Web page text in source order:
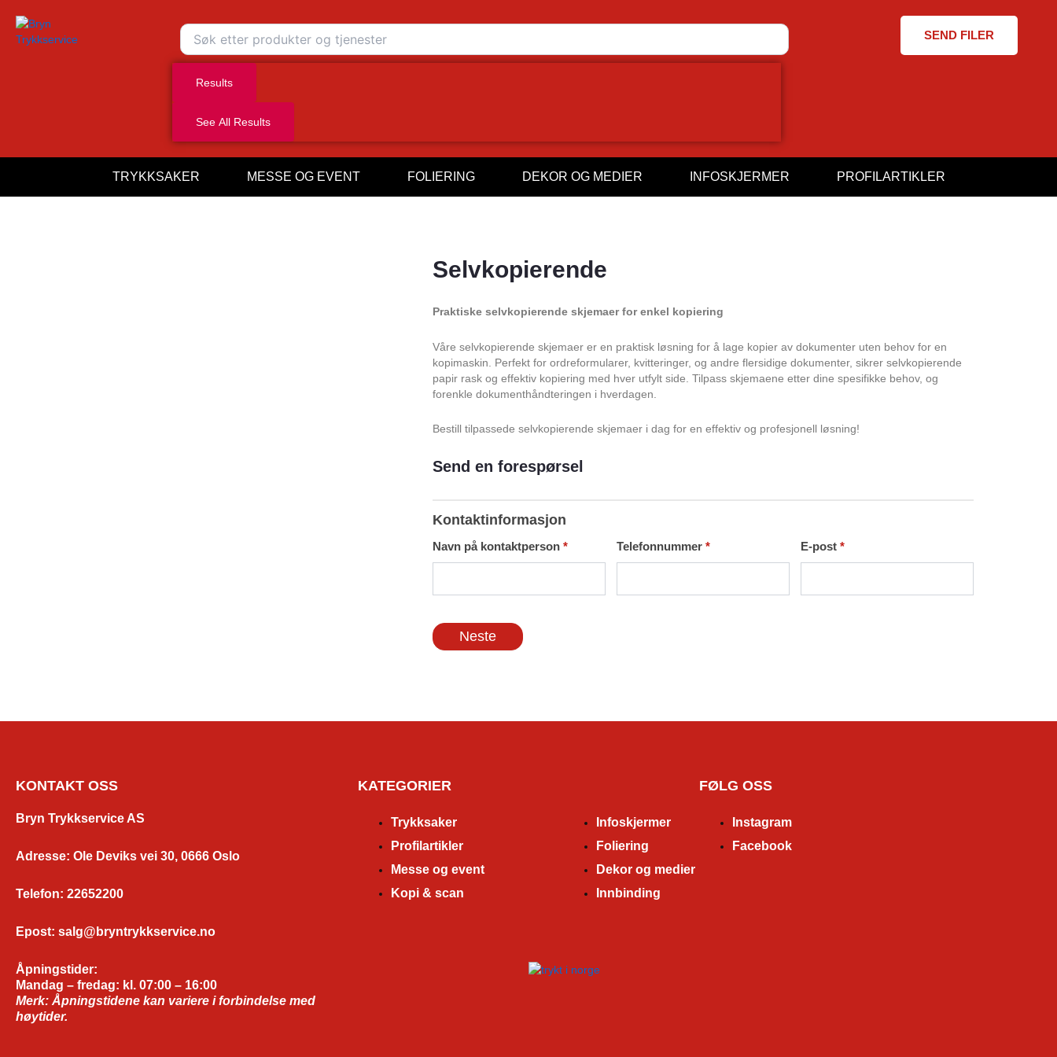
Search
Results
See All Results
SEND FILER
TRYKKSAKER MESSE OG EVENT FOLIERING DEKOR OG MEDIER INFOSKJERMER PROFILARTIKLER
Selvkopierende
Praktiske selvkopierende skjemaer for enkel kopiering
Våre selvkopierende skjemaer er en praktisk løsning for å lage kopier av dokumenter uten behov for en
kopimaskin. Perfekt for ordreformularer, kvitteringer, og andre flersidige dokumenter, sikrer selvkopierende
papir rask og effektiv kopiering med hver utfylt side. Tilpass skjemaene etter dine spesifikke behov, og
forenkle dokumenthåndteringen i hverdagen.
Bestill tilpassede selvkopierende skjemaer i dag for en effektiv og profesjonell løsning!
Send en forespørsel
forespørsel
Kontaktinformasjon
Navn på kontaktperson * Telefonnummer * E-post *
Neste
KONTAKT OSS
Bryn Trykkservice AS
Adresse: Ole Deviks vei 30, 0666 Oslo
Telefon: 22652200
Epost: salg@bryntrykkservice.no
Åpningstider:
Mandag – fredag: kl. 07:00 – 16:00
Merk: Åpningstidene kan variere i forbindelse med
høytider.
KATEGORIER
Trykksaker
Profilartikler
Messe og event
Kopi & scan
Infoskjermer
Foliering
Dekor og medier
Innbinding
FØLG OSS
Instagram
Facebook